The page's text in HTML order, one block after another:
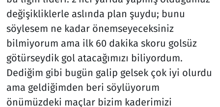
değişikliklerle aslında plan şuydu; bunu
söylesem ne kadar önemseyeceksiniz
bilmiyorum ama ilk 60 dakika skoru golsüz
götürseydik gol atacağımızı biliyordum.
Dediğim gibi bugün galip gelsek çok iyi olurdu
ama geldiğimden beri söylüyorum
önümüzdeki maçlar bizim kaderimizi